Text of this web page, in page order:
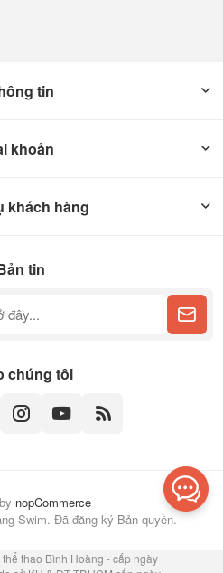
tin
khoản
khách hàng
tin
chúng tôi
nopCommerce
Swim. Đã đăng ký Bản quyền.
thao Bình Hoàng - cấp ngày